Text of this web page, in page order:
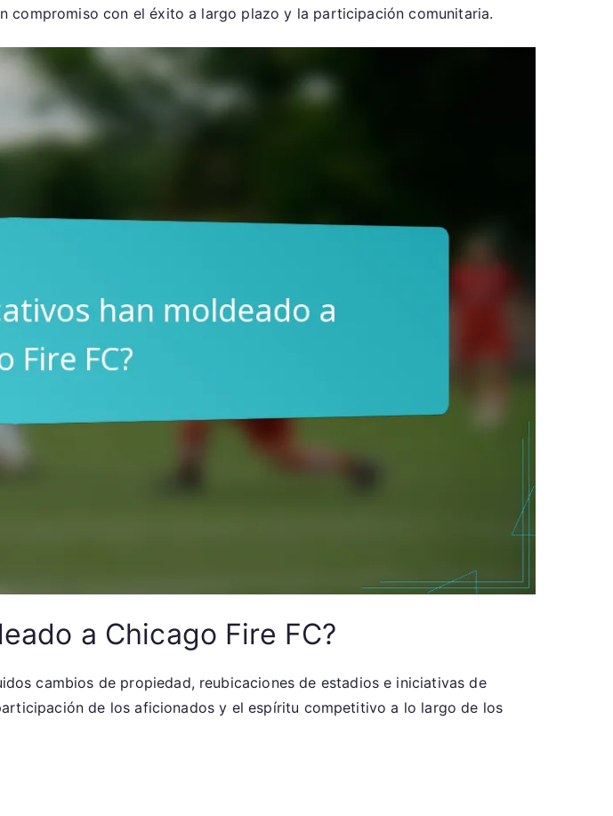
compromiso con el éxito a largo plazo y la participación comunitaria.
a Chicago Fire FC?
cambios de propiedad, reubicaciones de estadios e iniciativas de
de los aficionados y el espíritu competitivo a lo largo de los